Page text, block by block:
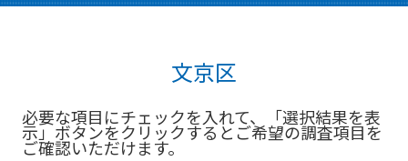
文京区
必要な項目にチェックを入れて、「選択結果を表
示」ボタンをクリックするとご希望の調査項目を
ご確認いただけます。